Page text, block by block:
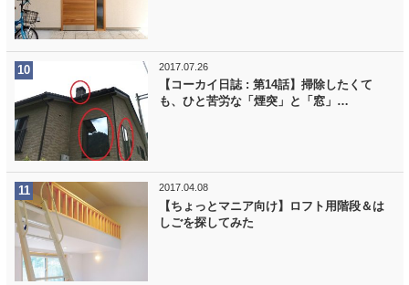
2017.07.26
【コーカイ日誌 : 第14話】掃除したくて
も、ひと苦労な「煙突」と「窓」…
2017.04.08
【ちょっとマニア向け】ロフト用階段＆は
しごを探してみた